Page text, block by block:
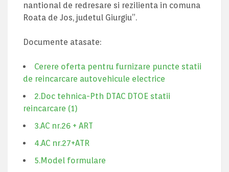
nantional de redresare si rezilienta in comuna
Roata de Jos, judetul Giurgiu”.
Documente atasate:
Cerere oferta pentru furnizare puncte statii
de reincarcare autovehicule electrice
2.Doc tehnica-Pth DTAC DTOE statii
reincarcare (1)
3.AC nr.26 + ART
4.AC nr.27+ATR
5.Model formulare